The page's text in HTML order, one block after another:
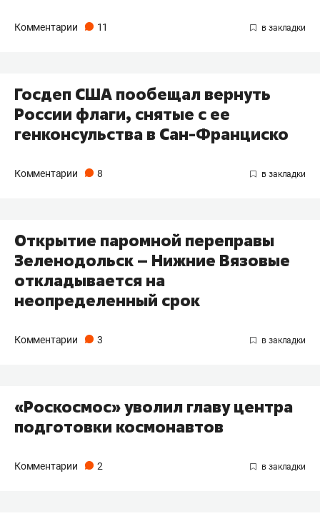
Комментарии 11
Госдеп США пообещал вернуть
России флаги, снятые с ее
генконсульства в Сан-Франциско
Комментарии 8
Открытие паромной переправы
Зеленодольск – Нижние Вязовые
откладывается на
неопределенный срок
Комментарии 3
«Роскосмос» уволил главу центра
подготовки космонавтов
Комментарии 2